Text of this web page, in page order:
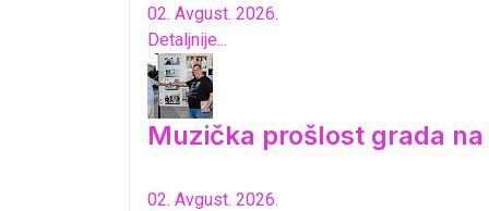
02. Avgust. 2026.
Detaljnije...
Muzička prošlost grada
02. Avgust. 2026.